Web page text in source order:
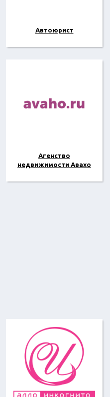
Автоюрист
Агенство
недвижимости Авахо